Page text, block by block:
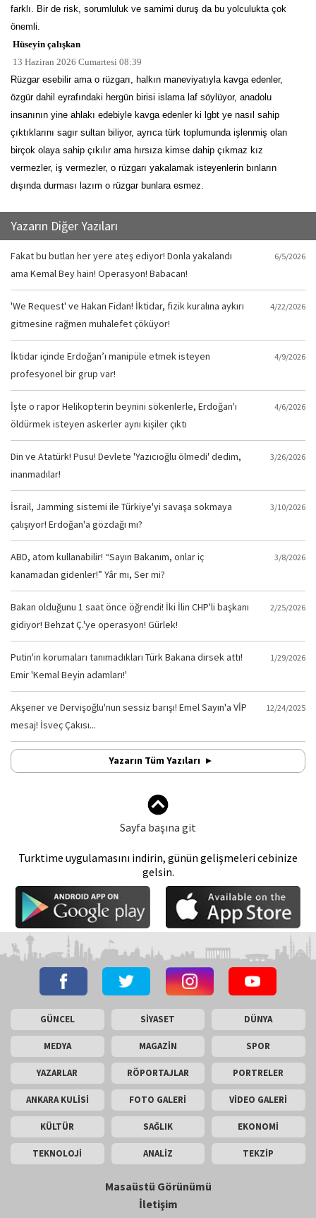
farklı. Bir de risk, sorumluluk ve samimi duruş da bu yolculukta çok
önemli.
Hüseyin çalışkan
13 Haziran 2026 Cumartesi 08:39
Rüzgar esebilir ama o rüzgarı, halkın maneviyatıyla kavga edenler,
özgür dahil eyrafındaki hergün birisi islama laf söylüyor, anadolu
insanının yine ahlakı edebiyle kavga edenler ki lgbt ye nasıl sahip
çıktıklarını sagır sultan biliyor, ayrıca türk toplumunda işlenmiş olan
birçok olaya sahip çıkılır ama hırsıza kimse dahip çıkmaz kız
vermezler, iş vermezler, o rüzgarı yakalamak isteyenlerin bınların
dışında durması lazım o rüzgar bunlara esmez.
Yazarın Diğer Yazıları
Fakat bu butlan her yere ateş ediyor! Donla yakalandı
ama Kemal Bey hain! Operasyon! Babacan!
6/5/2026
'We Request' ve Hakan Fidan! İktidar, fizik kuralına aykırı
gitmesine rağmen muhalefet çöküyor!
4/22/2026
İktidar içinde Erdoğan’ı manipüle etmek isteyen
profesyonel bir grup var!
4/9/2026
İşte o rapor Helikopterin beynini sökenlerle, Erdoğan'ı
öldürmek isteyen askerler aynı kişiler çıktı
4/6/2026
Din ve Atatürk! Pusu! Devlete 'Yazıcıoğlu ölmedi' dedim,
inanmadılar!
3/26/2026
İsrail, Jamming sistemi ile Türkiye'yi savaşa sokmaya
çalışıyor! Erdoğan'a gözdağı mı?
3/10/2026
ABD, atom kullanabilir! “Sayın Bakanım, onlar iç
kanamadan gidenler!” Yâr mı, Ser mi?
3/8/2026
Bakan olduğunu 1 saat önce öğrendi! İki İlin CHP'li başkanı
gidiyor! Behzat Ç.'ye operasyon! Gürlek!
2/25/2026
Putin'in korumaları tanımadıkları Türk Bakana dirsek attı!
Emir 'Kemal Beyin adamları!'
1/29/2026
Akşener ve Dervişoğlu'nun sessiz barışı! Emel Sayın'a VİP
mesaj! İsveç Çakısı...
12/24/2025
Yazarın Tüm Yazıları
Sayfa başına git
Turktime uygulamasını indirin, günün gelişmeleri cebinize
gelsin.
GÜNCEL SİYASET DÜNYA
MEDYA MAGAZİN SPOR
YAZARLAR RÖPORTAJLAR PORTRELER
ANKARA KULİSİ FOTO GALERİ VİDEO GALERİ
KÜLTÜR SAĞLIK EKONOMİ
TEKNOLOJİ ANALİZ TEKZİP
Masaüstü Görünümü
İletişim